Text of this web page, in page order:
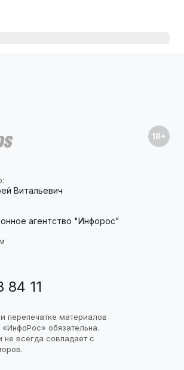
Витальевич
агентство "Инфорос"
84 11
перепечатке материалов
обязательна.
не всегда совпадает с